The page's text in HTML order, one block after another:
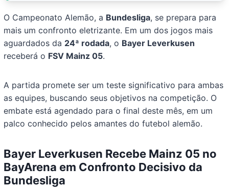
O Campeonato Alemão, a Bundesliga, se prepara para
mais um confronto eletrizante. Em um dos jogos mais
aguardados da 24ª rodada, o Bayer Leverkusen
receberá o FSV Mainz 05.
A partida promete ser um teste significativo para ambas
as equipes, buscando seus objetivos na competição. O
embate está agendado para o final deste mês, em um
palco conhecido pelos amantes do futebol alemão.
Bayer Leverkusen Recebe Mainz 05 no
BayArena em Confronto Decisivo da
Bundesliga